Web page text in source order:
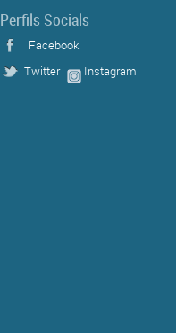
Perfils Socials
Facebook
Twitter
Instagram